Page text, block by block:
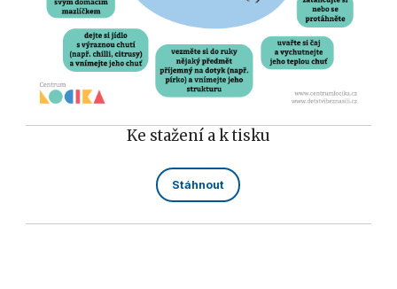
Ke stažení a k tisku
Stáhnout